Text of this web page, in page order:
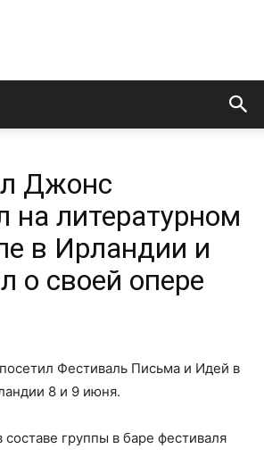
LedZeppelin.Ru
Джонс
на литературном
в Ирландии и
о своей опере
Фестиваль Письма и Идей в
8 и 9 июня.
группы в баре фестиваля